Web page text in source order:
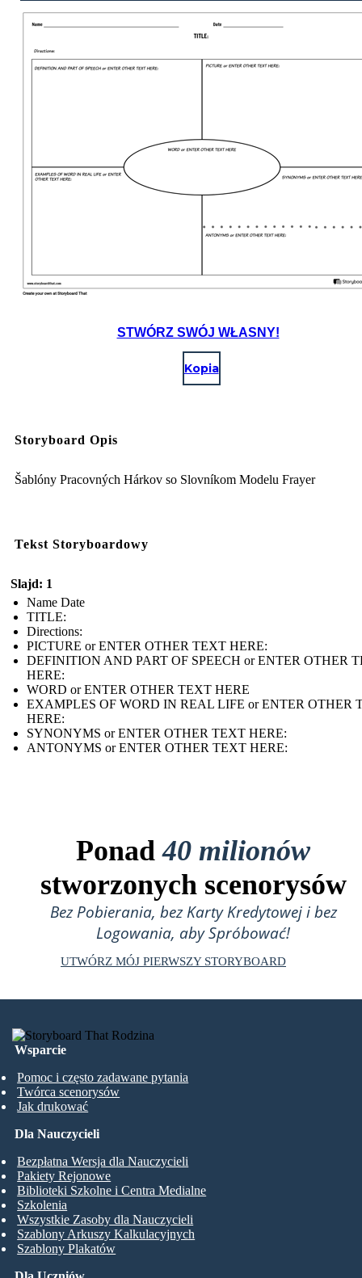
STWÓRZ SWÓJ WŁASNY!
Kopia
Storyboard Opis
Šablóny Pracovných Hárkov so Slovníkom Modelu Frayer
Tekst Storyboardowy
Slajd: 1
Name Date
TITLE :
Directions:
PICTURE or ENTER OTHER TEXT HERE:
DEFINITION AND PART OF SPEECH or ENTER OTHER
HERE:
WORD or ENTER OTHER TEXT HERE
EXAMPLES OF WORD IN REAL LIFE or ENTER OTHER
HERE:
SYNONYMS or ENTER OTHER TEXT HERE:
ANTONYMS or ENTER OTHER TEXT HERE:
Ponad40 milionów
stworzonych scenorysów
Bez Pobierania, bez Karty Kredytowej i bez
Logowania, aby Spróbować!
UTWÓRZ MÓJ PIERWSZY STORYBOARD
Wsparcie
Pomoc i często zadawane pytania
Twórca scenorysów
Jak drukować
Dla Nauczycieli
Bezpłatna Wersja dla Nauczycieli
Pakiety Rejonowe
Biblioteki Szkolne i Centra Medialne
Szkolenia
Wszystkie Zasoby dla Nauczycieli
Szablony Arkuszy Kalkulacyjnych
Szablony Plakatów